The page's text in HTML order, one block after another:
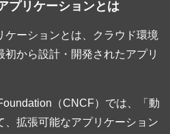
プリケーションとは
ケーションとは、クラウド環境
から設計・開発されたアプリ
（CNCF）では、「動
、拡張可能なアプリケーション